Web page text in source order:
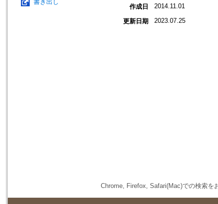
書き出し
作成日 2014.11.01
更新日期 2023.07.25
Chrome, Firefox, Safari(Mac)での検索を